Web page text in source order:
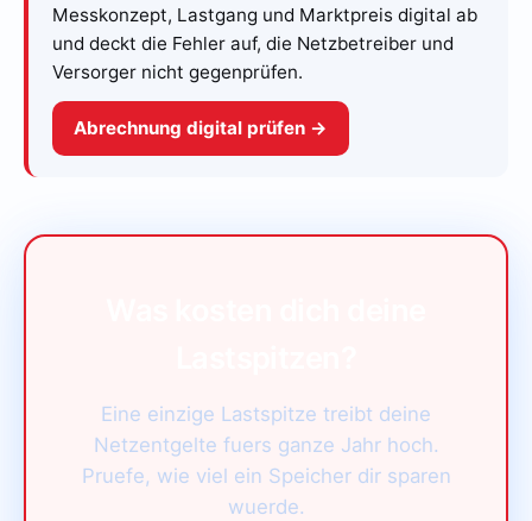
Messkonzept, Lastgang und Marktpreis digital ab
und deckt die Fehler auf, die Netzbetreiber und
Versorger nicht gegenprüfen.
Abrechnung digital prüfen →
Eine einzige Lastspitze treibt deine
Netzentgelte fuers ganze Jahr hoch.
Pruefe, wie viel ein Speicher dir sparen
wuerde.